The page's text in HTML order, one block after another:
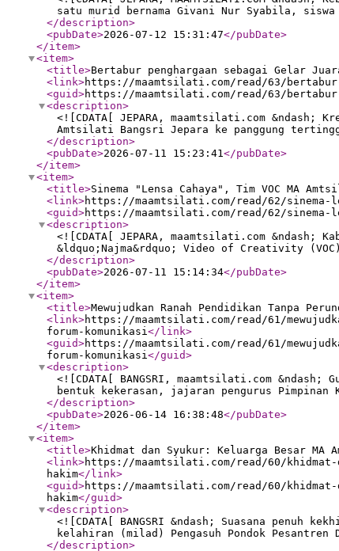
satu murid bernama Givani Nur Syabila,
</description>
<pubDate>2026-07-12 15:31:47</pubDate>
</item>
<item>
<title>Bertabur penghargaan sebagai Gelar
<link>https://maamtsilati.com/read/63/
<guid>https://maamtsilati.com/read/63/
<description>
<![CDATA[ JEPARA, maamtsilati.com &ndash;
Amtsilati Bangsri Jepara ke panggung
</description>
<pubDate>2026-07-11 15:23:41</pubDate>
</item>
<item>
<title>Sinema "Lensa Cahaya", Tim VOC MA
<link>https://maamtsilati.com/read/62/
<guid>https://maamtsilati.com/read/62/
<description>
<![CDATA[ JEPARA, maamtsilati.com
&ldquo;Najma&rdquo; Video of Creativity
</description>
<pubDate>2026-07-11 15:14:34</pubDate>
</item>
<item>
<title>Mewujudkan Ranah Pendidikan Tanpa
<link>https://maamtsilati.com/read/61/
forum-komunikasi</link>
<guid>https://maamtsilati.com/read/61/
forum-komunikasi</guid>
<description>
<![CDATA[ BANGSRI, maamtsilati.com
bentuk kekerasan, jajaran pengurus Pimpinan
</description>
<pubDate>2026-06-14 16:38:48</pubDate>
</item>
<item>
<title>Khidmat dan Syukur: Keluarga Besar
<link>https://maamtsilati.com/read/60/
hakim</link>
<guid>https://maamtsilati.com/read/60/
hakim</guid>
<description>
<![CDATA[ BANGSRI &ndash; Suasana penuh
kelahiran (milad) Pengasuh Pondok Pesantren
</description>